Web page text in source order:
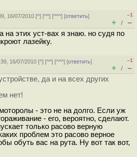
16/07/2010 [^] [^^] [^^^] [ответить]
–1
+ / –
на этих уст-вах я знаю. но судя по
лазейку.
16/07/2010 [^] [^^] [^^^] [ответить]
–1
+ / –
да и на всех других
нет!
- это не на долго. Если уж
- его, вероятно, сделают.
только расово верную
проблем это расово верное
обуть вас на рута. Ну вот так вот,